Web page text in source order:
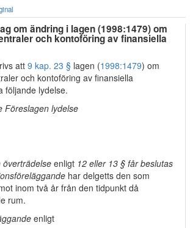
om ändring i lagen (1998:1479) om
och kontoföring av finansiella
att 9 kap. 23 § lagen (1998:1479) om
och kontoföring av finansiella
följande lydelse.
Föreslagen lydelse
överträdelse enligt 12 eller 13 § får beslutas
har delgetts den som
inom två år från den tidpunkt då
rum.
enligt